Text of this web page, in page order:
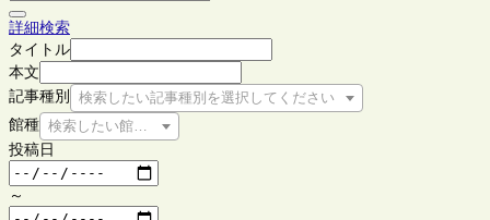
詳細検索
タイトル
本文
記事種別
検索したい記事種別を選択してください
館種 検索したい館種を選択してください
投稿日
～